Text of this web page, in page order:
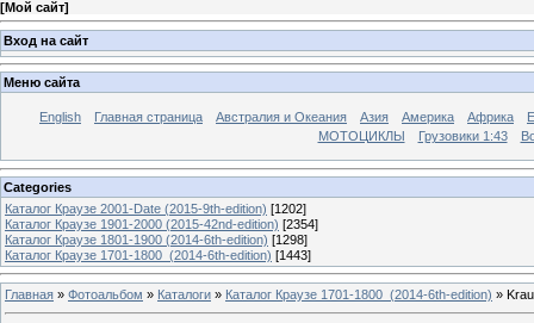
[Мой сайт]
Вход на сайт
Меню сайта
English Главная страница Австралия и Океания Азия Америка Африка
МОТОЦИКЛЫ
Грузовики 1:43
Categories
Каталог Краузе 2001-Date (2015-9th-edition) [1202]
Каталог Краузе 1901-2000 (2015-42nd-edition) [2354]
Каталог Краузе 1801-1900 (2014-6th-edition) [1298]
Каталог Краузе 1701-1800_(2014-6th-edition) [1443]
Главная » Фотоальбом » Каталоги » Каталог Краузе 1701-1800_(2014-6th-edition) »